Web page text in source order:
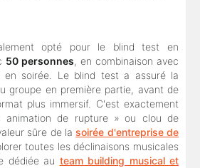
opté pour le blind test en
50 personnes, en combinaison avec
en soirée. Le blind test a assuré la
groupe en première partie, avant de
plus immersif. C'est exactement
animation de rupture » ou clou de
sûre de lasoirée d'entreprise de
toutes les déclinaisons musicales
dédiée au team building musical et